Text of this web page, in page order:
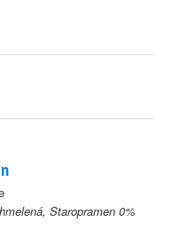
Staropramen 0%